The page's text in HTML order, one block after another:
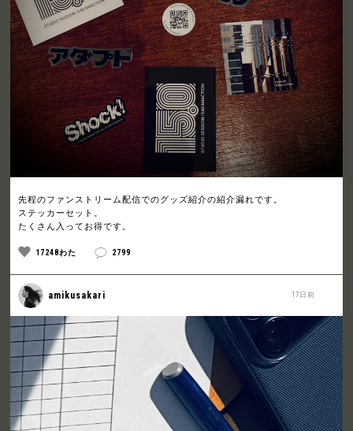
先程のファンストリーム配信でのグッズ紹介の紹介漏れです。
ステッカーセット。
たくさん入ってお得です。
17248わた 2799
17日前
amikusakari